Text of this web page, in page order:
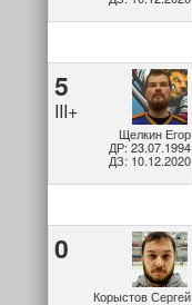
5
III+
Щелкин Егор
ДР: 23.07.1994
ДЗ: 10.12.2020
0
Корыстов Сергей